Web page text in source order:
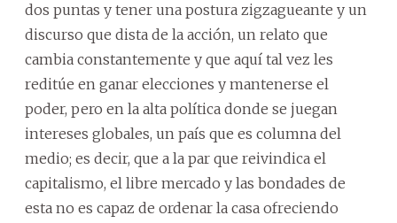
dos puntas y tener una postura zigzagueante y un
discurso que dista de la acción, un relato que
cambia constantemente y que aquí tal vez les
reditúe en ganar elecciones y mantenerse el
poder, pero en la alta política donde se juegan
intereses globales, un país que es columna del
medio; es decir, que a la par que reivindica el
capitalismo, el libre mercado y las bondades de
esta no es capaz de ordenar la casa ofreciendo